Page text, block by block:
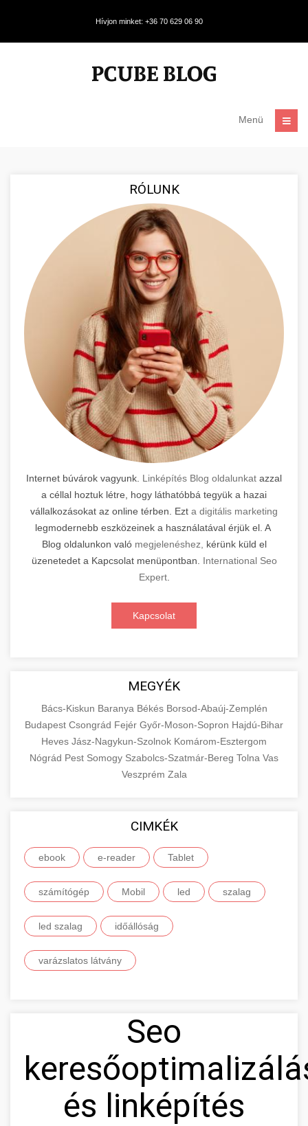
Hívjon minket: +36 70 629 06 90
Menü
RÓLUNK
Internet búvárok vagyunk. Linképítés Blog oldalunkat azzal
a céllal hoztuk létre, hogy láthatóbbá tegyük a hazai
vállalkozásokat az online térben. Ezt a digitális marketing
legmodernebb eszközeinek a használatával érjük el. A
Blog oldalunkon való megjelenéshez,
kérünk küld el
üzenetedet a Kapcsolat menüpontban. International Seo
Expert.
Kapcsolat
MEGYÉK
Bács-Kiskun Baranya Békés Borsod-Abaúj-Zemplén
Budapest Csongrád Fejér Győr-Moson-Sopron Hajdú-Bihar
Heves Jász-Nagykun-Szolnok Komárom-Esztergom
Nógrád Pest Somogy Szabolcs-Szatmár-Bereg Tolna Vas
Veszprém Zala
CIMKÉK
ebook e-reader Tablet
számítógép Mobil led szalag
led szalag időállóság
varázslatos látvány
Seo
és linképítés